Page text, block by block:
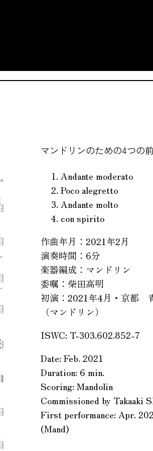
マンドリンのための4つの
Andante moderato
Poco alegretto
Andante molto
con spirito
作曲年月：2021年2月
演奏時間：6分
楽器編成：マンドリン
委嘱：柴田高明
初演：2021年4月・京都
（マンドリン）
ISWC: T-303.602.852-7
Date: Feb. 2021
Duration: 6 min.
Scoring: Mandolin
Commissioned by Takaaki
First performance: Apr.
(Mand)